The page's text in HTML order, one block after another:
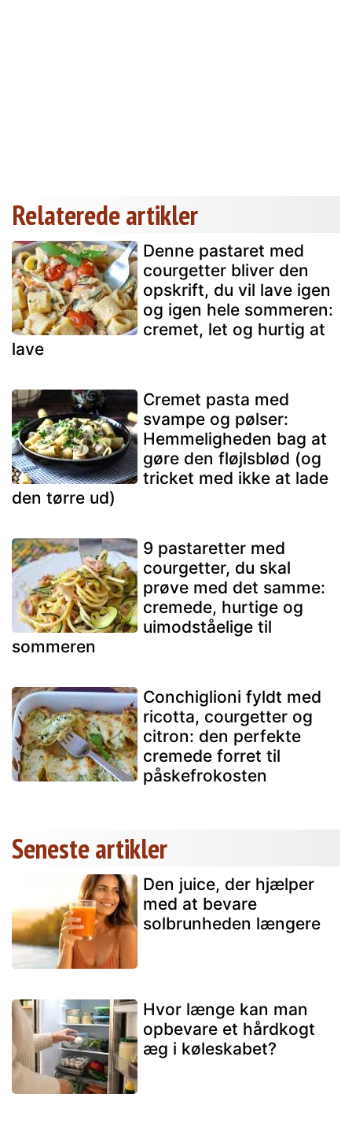
Relaterede artikler
Denne pastaret med
courgetter bliver den
opskrift, du vil lave igen
og igen hele sommeren:
cremet, let og hurtig at
lave
Cremet pasta med
svampe og pølser:
Hemmeligheden bag at
gøre den fløjlsblød (og
tricket med ikke at lade
den tørre ud)
9 pastaretter med
courgetter, du skal
prøve med det samme:
cremede, hurtige og
uimodståelige til
sommeren
Conchiglioni fyldt med
ricotta, courgetter og
citron: den perfekte
cremede forret til
påskefrokosten
Seneste artikler
Den juice, der hjælper
med at bevare
solbrunheden længere
Hvor længe kan man
opbevare et hårdkogt
æg i køleskabet?